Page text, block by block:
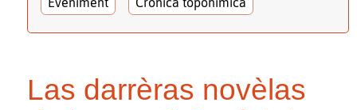
Las darrèras novèlas